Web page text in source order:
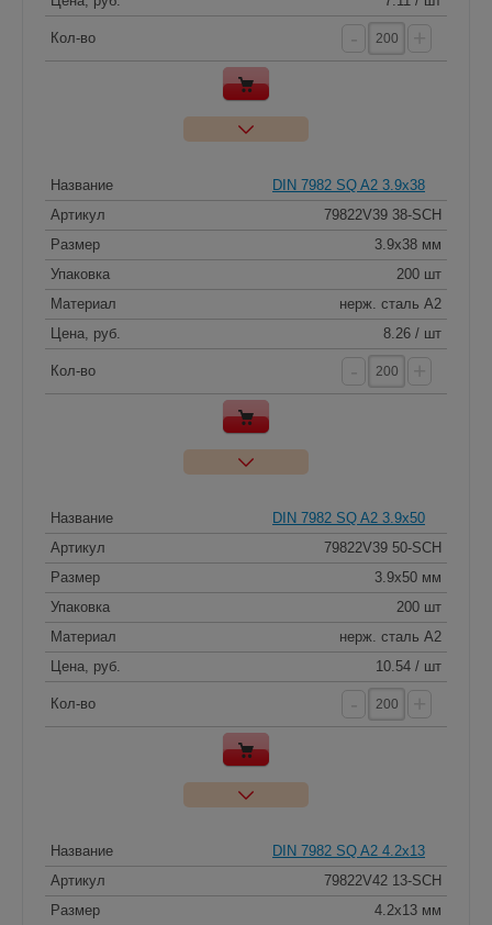
Кол-во
Название
DIN 7982 SQ A2 3.9x38
Артикул
79822V39 38-SCH
Размер
3.9x38 мм
Упаковка
200 шт
Материал
нерж. сталь A2
Цена, руб.
8.26 / шт
Кол-во
Название
DIN 7982 SQ A2 3.9x50
Артикул
79822V39 50-SCH
Размер
3.9x50 мм
Упаковка
200 шт
Материал
нерж. сталь A2
Цена, руб.
10.54 / шт
Кол-во
Название
DIN 7982 SQ A2 4.2x13
Артикул
79822V42 13-SCH
Размер
4.2x13 мм